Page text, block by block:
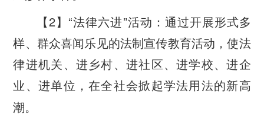
【2】 “法律六进”活动：通过开展形式多
样、群众喜闻乐见的法制宣传教育活动，使法
律进机关、进乡村、进社区、进学校、进企
业、进单位，在全社会掀起学法用法的新高
潮。